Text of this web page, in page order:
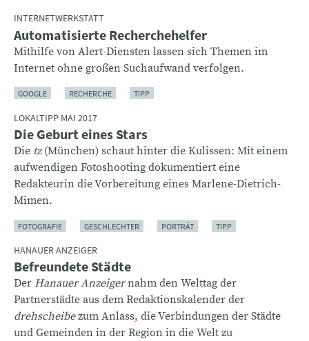
INTERNETWERKSTATT
Automatisierte Recherchehelfer
Mithilfe von Alert-Diensten lassen sich Themen im
Internet ohne großen Suchaufwand verfolgen.
GOOGLE RECHERCHE TIPP
LOKALTIPP MAI 2017
Die Geburt eines Stars
Die tz(München) schaut hinter die Kulissen: Mit einem
aufwendigen Fotoshooting dokumentiert eine
Redakteurin die Vorbereitung eines Marlene-Dietrich-
Mimen.
FOTOGRAFIE GESCHLECHTER PORTRÄT TIPP
HANAUER ANZEIGER
Befreundete Städte
Der Hanauer Anzeigernahm den Welttag der
Partnerstädte aus dem Redaktionskalender der
drehscheibezum Anlass, die Verbindungen der Städte
und Gemeinden in der Region in die Welt zu